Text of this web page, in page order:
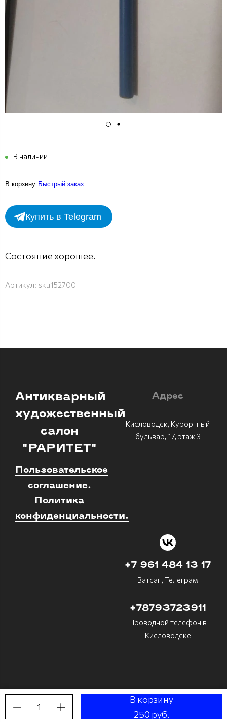
1
В корзину
250 руб.
В наличии
В корзину Быстрый заказ
Купить в Telegram
Состояние хорошее.
Артикул: sku152700
Антикварный
художественный
салон
"РАРИТЕТ"
Пользовательское
соглашение.
Политика
конфиденциальности.
Адрес
Кисловодск, Курортный
бульвар, 17, этаж 3
+7 961 484 13 17
Ватсап, Телеграм
+78793723911
Проводной телефон в
Кисловодске
Bazium